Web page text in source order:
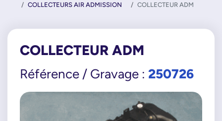
COLLECTEURS AIR ADMISSION COLLECTEUR ADM
COLLECTEUR ADM
Référence / Gravage : 250726